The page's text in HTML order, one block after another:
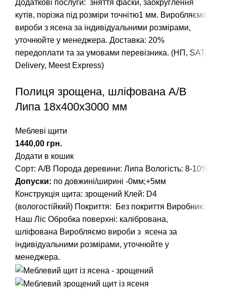
Додаткові послуги: зняття фаски, заокруглення
кутів, порізка під розміри точнітю1 мм. Виробляємо
вироби з ясена за індивідуальними розмірами,
уточнюйте у менеджера. Доставка: 20%
передоплати та за умовами перевізника. (НП, SAT,
Delivery, Meest Express)
Полиця зрощена, шліфована А/В
Липа 18х400х3000 мм
Меблеві щити
грн.
Додати в кошик
Сорт: А/В Порода деревини: Липа Вологість: 8-10%
Допуски: по довжині/ширині -0мм;+5мм
Конструкція щита: зрощений Клей: D4
(вологостійкий) Покриття: Без покриття Виробник:
Наш Ліс Обробка поверхні: калібрована,
шліфована Виробляємо вироби з ясена за
індивідуальними розмірами, уточнюйте у
менеджера.